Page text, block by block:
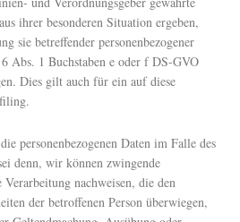
ihrer besonderen Situation ergeben,
sie betreffender personenbezogener
Abs. 1 Buchstaben e oder f DS-GVO
Dies gilt auch für ein auf diese
personenbezogenen Daten im Falle des
denn, wir können zwingende
nachweisen, die den
der betroffenen Person überwiegen,